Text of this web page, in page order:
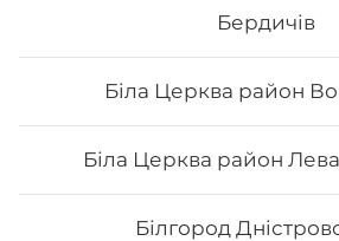
Бердичів
Біла Церква район
Біла Церква район
Білгород
Акція тижня Сети
Новинки